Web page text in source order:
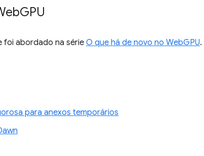
GPU
foi abordado na sérieO que há de novo no WebGPU.
para anexos temporários